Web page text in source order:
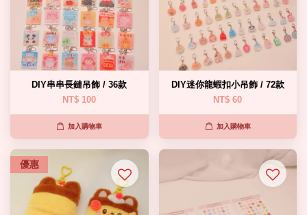
DIY串串長鏈吊飾 / 36款
NT$ 100
加入購物車
DIY迷你龍蝦扣小吊飾 / 72款
NT$ 60
加入購物車
優惠